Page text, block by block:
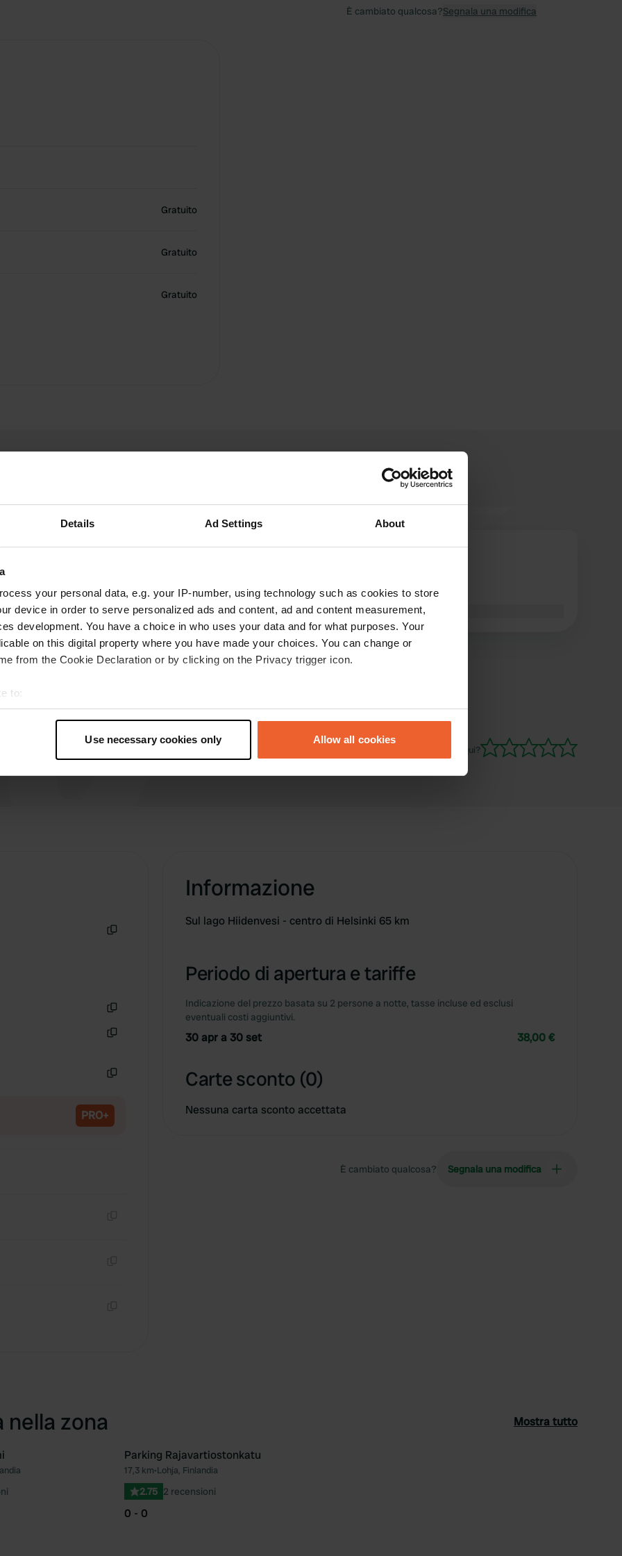
Details Ad Settings About
your personal data, e.g. your IP-number, using technology such as cookies to store
device in order to serve personalized ads and content, ad and content measurement,
development. You have a choice in who uses your data and for what purposes. Your
on this digital property where you have made your choices. You can change or
from the Cookie Declaration or by clicking on the Privacy trigger icon.
to:
geographical location which can be accurate to within several meters
personal data is processed and set your preferences in the
Use necessary cookies only Allow all cookies
Gratuito
Gratuito
Gratuito
È cambiato qualcosa?Segnala una modifica
Soggiorno piacevole, personale cordiale, servizi
igienici eccellenti e vicinanza a uno splendido
lago.
Tradotto da GoogleMostra originale
Soggiorno piacevole
Tradotto da GoogleMostra originale
Sei stato qui?
PRO+
Informazione
Sul lago Hiidenvesi - centro di Helsinki 65 km
Periodo di apertura e tariffe
Indicazione del prezzo basata su 2 persone a notte, tasse incluse ed esclusi
eventuali costi aggiuntivi.
30 apr a 30 set 38,00 €
Carte sconto (0)
Nessuna carta sconto accettata
È cambiato qualcosa? Segnala una modifica
nella zona Mostra tutto
Preferito
Parking Rajavartiostonkatu
17,3 km•Lohja, Finlandia
2.75 2 recensioni
0 - 0